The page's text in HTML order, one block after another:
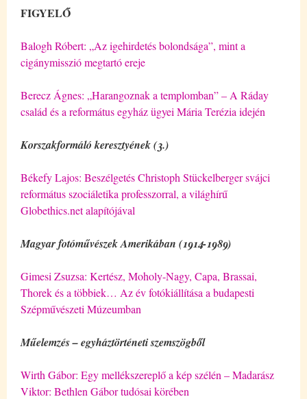
FIGYELŐ
Balogh Róbert: „Az igehirdetés bolondsága”, mint a
cigánymisszió megtartó ereje
Berecz Ágnes: „Harangoznak a templomban” – A Ráday
család és a református egyház ügyei Mária Terézia idején
Korszakformáló keresztyének (3.)
Békefy Lajos: Beszélgetés Christoph Stückelberger svájci
református szociáletika professzorral, a világhírű
Globethics.net alapítójával
Magyar fotóművészek Amerikában (1914-1989)
Gimesi Zsuzsa: Kertész, Moholy-Nagy, Capa, Brassai,
Thorek és a többiek… Az év fotókiállítása a budapesti
Szépművészeti Múzeumban
Műelemzés – egyháztörténeti szemszögből
Wirth Gábor: Egy mellékszereplő a kép szélén – Madarász
Viktor: Bethlen Gábor tudósai körében